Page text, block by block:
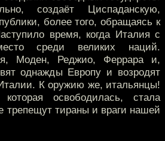
создаёт Циспаданскую,
более того, обращаясь к
время, когда Италия с
среди великих наций.
Моден, Реджио, Феррара и,
однажды Европу и возродят
К оружию же, итальянцы!
освободилась, стала
трепещут тираны и враги нашей